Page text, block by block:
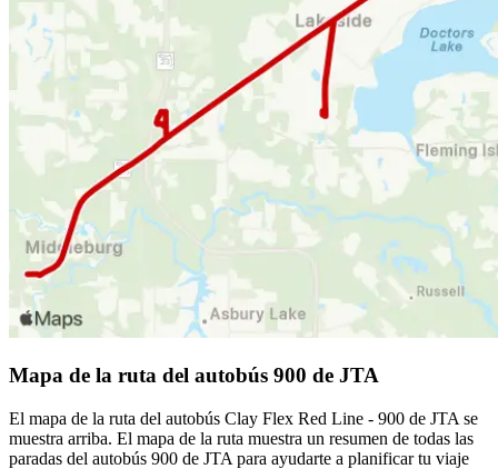
Mapa de la ruta del autobús 900 de JTA
El mapa de la ruta del autobús Clay Flex Red Line - 900 de JTA se
muestra arriba. El mapa de la ruta muestra un resumen de todas las
paradas del autobús 900 de JTA para ayudarte a planificar tu viaje